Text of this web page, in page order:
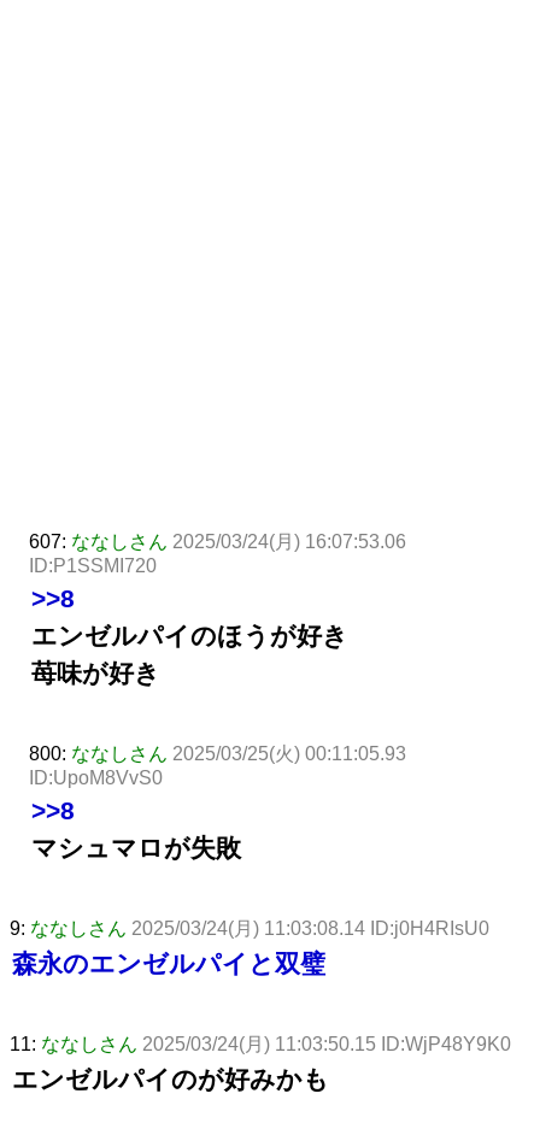
607: ななしさん 2025/03/24(月) 16:07:53.06
ID:P1SSMI720
>>8
エンゼルパイのほうが好き
苺味が好き
800: ななしさん 2025/03/25(火) 00:11:05.93
ID:UpoM8VvS0
>>8
マシュマロが失敗
9: ななしさん 2025/03/24(月) 11:03:08.14 ID:j0H4RIsU0
森永のエンゼルパイと双璧
11: ななしさん 2025/03/24(月) 11:03:50.15 ID:WjP48Y9K0
エンゼルパイのが好みかも